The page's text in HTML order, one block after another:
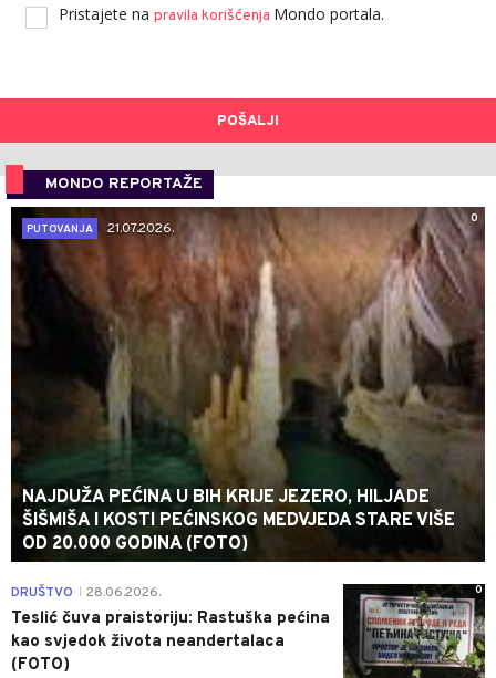
Pristajete na pravila korišćenja Mondo portala.
POŠALJI
MONDO REPORTAŽE
0
PUTOVANJA
21.07.2026.
NAJDUŽA PEĆINA U BIH KRIJE JEZERO, HILJADE
ŠIŠMIŠA I KOSTI PEĆINSKOG MEDVJEDA STARE VIŠE
OD 20.000 GODINA (FOTO)
0
DRUŠTVO 28.06.2026.
Teslić čuva praistoriju: Rastuška pećina
kao svjedok života neandertalaca
(FOTO)